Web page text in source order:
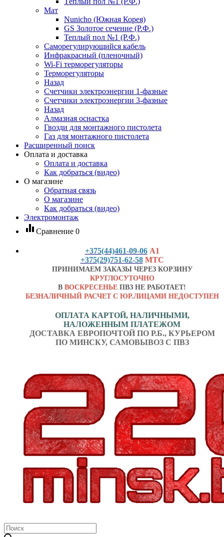
Мат
Nunicho (Южная Корея)
GS Золотое сечение (Р.Ф.)
Теплый пол №1 (Р.Ф.)
Саморегулирующийся кабель
Инфракрасный (пленочный)
Wi-Fi терморегуляторы
Терморегуляторы
Назад
Счетчики электроэнергии 1-фазные
Счетчики электроэнергии 3-фазные
Назад
Алмазная оснастка
Гвозди для монтажного пистолета
Газ для монтажного пистолета
Расширенный поиск
Оплата и доставка
Оплата и доставка
Как добраться (видео)
О магазине
Обратная связь
О магазине
Как добраться (видео)
Электромонтаж
equalizer Сравнение 0
+375(44)461-09-06 А1
+375(29)751-62-58 МТС
ПРИНИМАЕМ ЗАКАЗЫ ЧЕРЕЗ КОРЗИНУ
КРУГЛОСУТОЧНО
В ВОСКРЕСЕНЬЕ ПВЗ НЕ РАБОТАЕТ!
БЕЗНАЛИЧНЫЙ РАСЧЕТ С ЮР.ЛИЦАМИ НЕДОСТУПЕН
ОПЛАТА КАРТОЙ, НАЛИЧНЫМИ,
НАЛОЖЕННЫМ ПЛАТЕЖОМ
ДОСТАВКА ЕВРОПОЧТОЙ ПО Р.Б., КУРЬЕРОМ
ПО МИНСКУ, САМОВЫВОЗ С ПВЗ